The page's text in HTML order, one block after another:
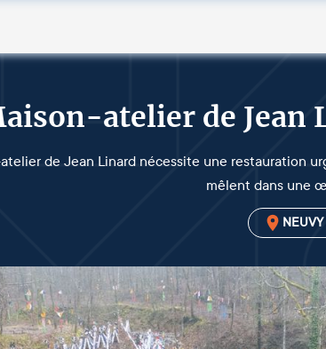
atelier de Jean
de Jean Linard nécessite une restauration
mêlent dans une